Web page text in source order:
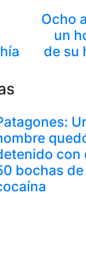
Ocho
un
de su
con
bochas de